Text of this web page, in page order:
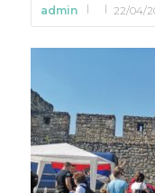
admin 22/04/